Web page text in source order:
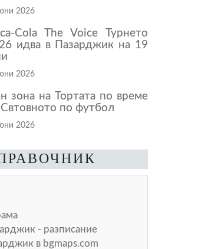
2026
Cola The Voice Турнето
идва в Пазарджик на 19
2026
зона на Тортата по време
по футбол
2026
- разписание
в bgmaps.com